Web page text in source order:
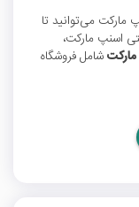
مارکت می‌توانید تا
اسنپ مارکت،
شامل فروشگاه